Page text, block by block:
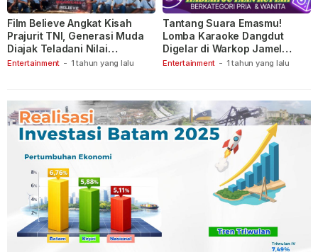
Entertainment - 1 tahun yang lalu
Film Believe Angkat Kisah
Prajurit TNI, Generasi Muda
Diajak Teladani Nilai
Keberanian
Entertainment - 1 tahun yang lalu
Tantang Suara Emasmu!
Lomba Karaoke Dangdut
Digelar di Warkop Jamel
Ganet